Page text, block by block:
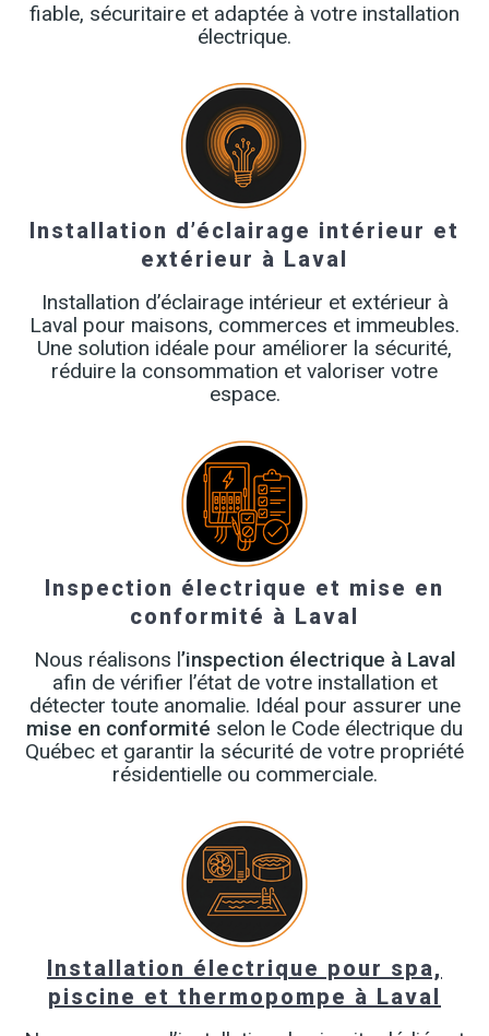
fiable, sécuritaire et adaptée à votre installation
électrique.
Installation d’éclairage intérieur et
extérieur à Laval
Installation d’éclairage intérieur et extérieur à
Laval pour maisons, commerces et immeubles.
Une solution idéale pour améliorer la sécurité,
réduire la consommation et valoriser votre
espace.
Inspection électrique et mise en
conformité à Laval
Nous réalisons l’inspection électrique à Laval
afin de vérifier l’état de votre installation et
détecter toute anomalie. Idéal pour assurer une
mise en conformité selon le Code électrique du
Québec et garantir la sécurité de votre propriété
résidentielle ou commerciale.
Installation électrique pour spa,
piscine et thermopompe à Laval